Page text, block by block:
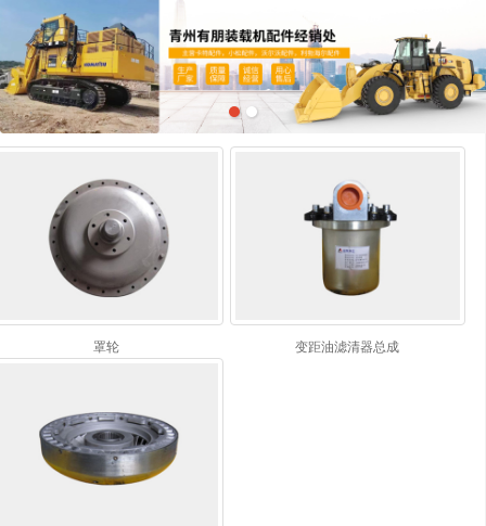
罩轮 变距油滤清器总成